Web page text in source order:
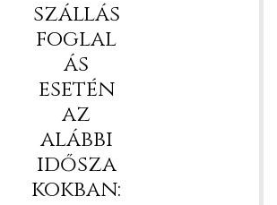
szállás
foglal
ás
esetén
az
alábbi
idősza
kokban: